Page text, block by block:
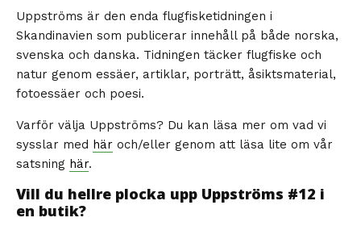
Uppströms är den enda flugfisketidningen i
Skandinavien som publicerar innehåll på både norska,
svenska och danska. Tidningen täcker flugfiske och
natur genom essäer, artiklar, porträtt, åsiktsmaterial,
fotoessäer och poesi.
Varför välja Uppströms? Du kan läsa mer om vad vi
sysslar med här och/eller genom att läsa lite om vår
satsning här.
Vill du hellre plocka upp Uppströms #12 i
en butik?